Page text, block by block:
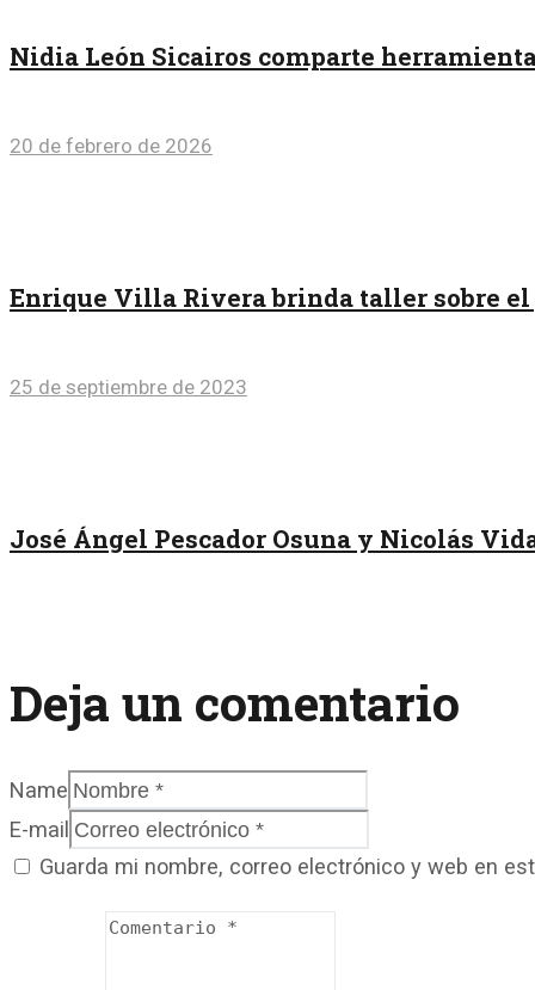
Nidia León Sicairos comparte
20 de febrero de 2026
Enrique Villa Rivera brinda taller sobre el
25 de septiembre de 2023
José Ángel Pescador Osuna y Nicolás
Deja un comentario
Name
E-mail
Guarda mi nombre, correo electrónico y web en